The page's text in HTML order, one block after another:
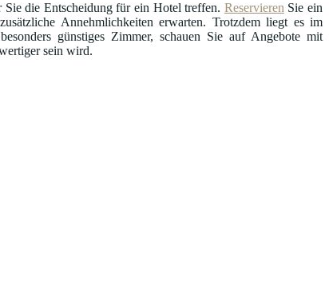
die Entscheidung für ein Hotel treffen. ReservierenSie ein
Annehmlichkeiten erwarten. Trotzdem liegt es im
günstiges Zimmer, schauen Sie auf Angebote mit
sein wird.